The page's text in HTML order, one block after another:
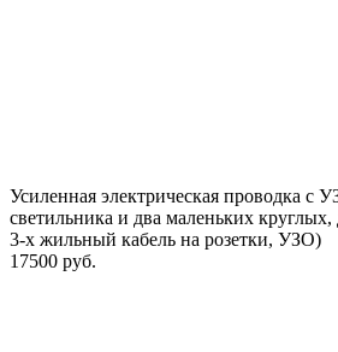
Усиленная электрическая проводка с
светильника и два маленьких
3-х жильный кабель на розетки, УЗО)
17500 руб.